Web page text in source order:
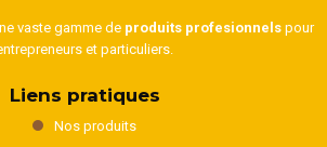
vaste gamme de produits profesionnelspour
et particuliers.
Liens pratiques
Nos produits